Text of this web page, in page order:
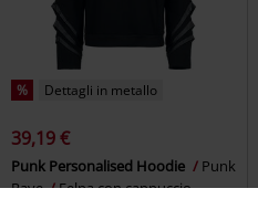
% Dettagli in metallo
39,19 €
Punk Personalised Hoodie
Punk
Rave
Felpa con cappuccio